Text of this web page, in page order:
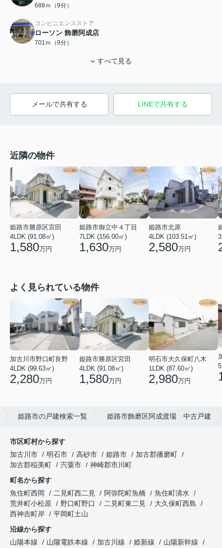
688ｍ（9分）
コンビニエンスストア
ローソン 飾磨阿成店
701ｍ（9分）
すべて見る
メールで共有する LINEで共有する
近隣の物件
姫路市勝原区宮田
4LDK (91.08㎡)
1,580万円
姫路市御立中４丁目
7LDK (156.00㎡)
1,630万円
姫路市北原
4LDK (103.51㎡)
2,580万円
よく見られている物件
加古川市野口町良野
4LDK (99.63㎡)
2,280万円
姫路市勝原区宮田
4LDK (91.08㎡)
1,580万円
明石市大久保町八木
1LDK (87.60㎡)
2,980万円
姫路市の戸建検索一覧 姫路市飾磨区阿成渡場 中古戸建
市区町村から探す
加古川市
明石市 高砂市 姫路市
加古郡播磨町
加古郡稲美町
宍粟市
神崎郡市川町
町名から探す
魚住町西岡
二見町西二見 阿弥陀町魚橋
魚住町清水
荒井町小松原
野口町野口 二見町東二見
大久保町西島
西神吉町岸
平岡町土山
沿線から探す
山陽本線
山陽電鉄本線 加古川線 姫新線
山陽新幹線